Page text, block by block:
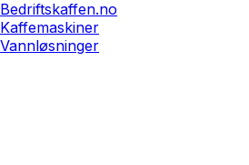
Bedriftskaffen.no
Kaffemaskiner
Vannløsninger